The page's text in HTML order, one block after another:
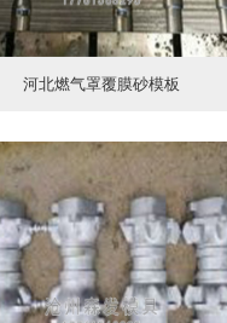
河北燃气罩覆膜砂模板